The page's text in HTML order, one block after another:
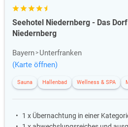
Seehotel Niedernberg - Das
Niedernberg
Bayern
Unterfranken
(Karte öffnen)
Sauna Hallenbad Wellness & SPA
1 x Übernachtung in einer